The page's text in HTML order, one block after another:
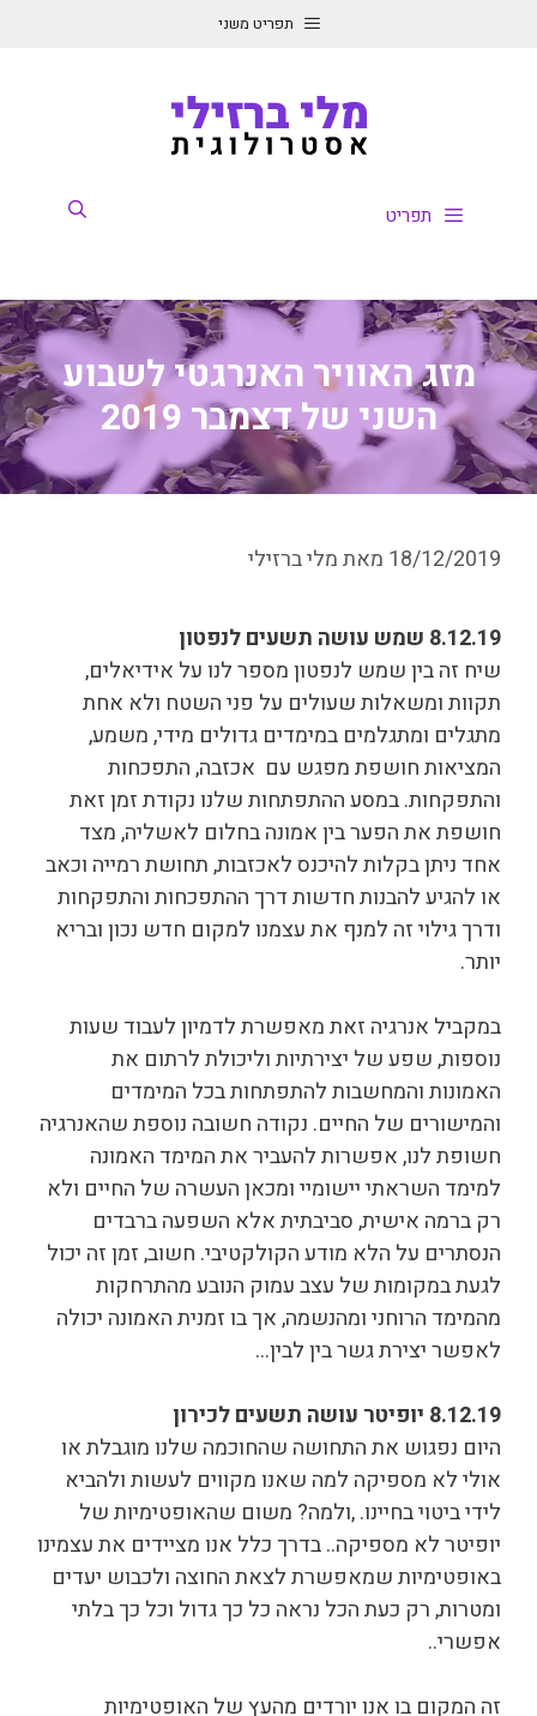
תפריט משני
תפריט
מזג האוויר האנרגטי לשבוע
השני של דצמבר 2019
18/12/2019 מאתמלי ברזילי
8.12.19 שמש עושה תשעים לנפטון
שיח זה בין שמש לנפטון מספר לנו על אידיאלים,
תקוות ומשאלות שעולים על פני השטח ולא אחת
מתגלים ומתגלמים במימדים גדולים מידי, משמע,
המציאות חושפת מפגש עם אכזבה, התפכחות
והתפקחות. במסע ההתפתחות שלנו נקודת זמן זאת
חושפת את הפער בין אמונה בחלום לאשליה, מצד
אחד ניתן בקלות להיכנס לאכזבות, תחושת רמייה וכאב
או להגיע להבנות חדשות דרך ההתפכחות והתפקחות
ודרך גילוי זה למנף את עצמנו למקום חדש נכון ובריא
יותר.
במקביל אנרגיה זאת מאפשרת לדמיון לעבוד שעות
נוספות, שפע של יצירתיות וליכולת לרתום את
האמונות והמחשבות להתפתחות בכל המימדים
והמישורים של החיים. נקודה חשובה נוספת שהאנרגיה
חשופת לנו, אפשרות להעביר את המימד האמונה
למימד השראתי יישומיי ומכאן העשרה של החיים ולא
רק ברמה אישית, סביבתית אלא השפעה ברבדים
הנסתרים על הלא מודע הקולקטיבי. חשוב, זמן זה יכול
לגעת במקומות של עצב עמוק הנובע מהתרחקות
מהמימד הרוחני ומהנשמה, אך בו זמנית האמונה יכולה
לאפשר יצירת גשר בין לבין…
8.12.19 יופיטר עושה תשעים לכירון
היום נפגוש את התחושה שהחוכמה שלנו מוגבלת או
אולי לא מספיקה למה שאנו מקווים לעשות ולהביא
לידי ביטוי בחיינו. ,ולמה? משום שהאופטימיות של
יופיטר לא מספיקה.. בדרך כלל אנו מציידים את עצמינו
באופטימיות שמאפשרת לצאת החוצה ולכבוש יעדים
ומטרות, רק כעת הכל נראה כל כך גדול וכל כך בלתי
אפשרי..
זה המקום בו אנו יורדים מהעץ של האופטימיות